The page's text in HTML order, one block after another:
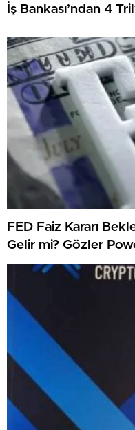
İş Bankası’ndan 4
FED Faiz Kararı
Gelir mi? Gözler